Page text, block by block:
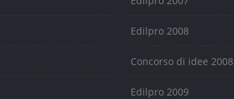
Edilpro 2008
Concorso di idee 2008
Edilpro 2009